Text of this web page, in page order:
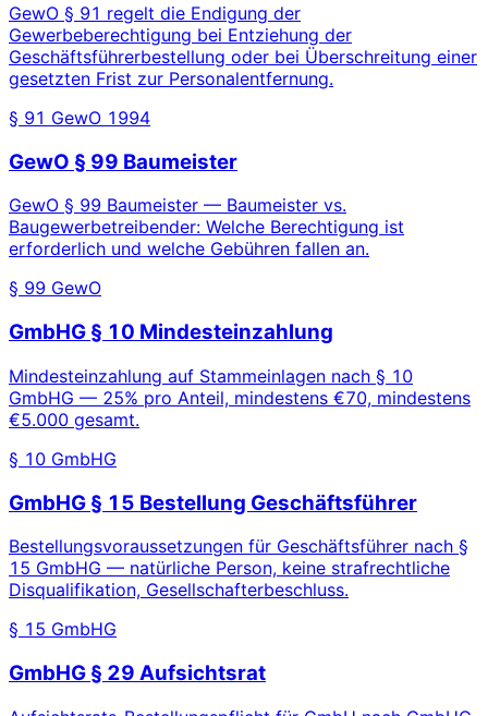
GewO § 91 regelt die Endigung der
Gewerbeberechtigung bei Entziehung der
Geschäftsführerbestellung oder bei Überschreitung einer
gesetzten Frist zur Personalentfernung.
§ 91 GewO 1994
GewO § 99 Baumeister
GewO § 99 Baumeister — Baumeister vs.
Baugewerbetreibender: Welche Berechtigung ist
erforderlich und welche Gebühren fallen an.
§ 99 GewO
GmbHG § 10 Mindesteinzahlung
Mindesteinzahlung auf Stammeinlagen nach § 10
GmbHG — 25% pro Anteil, mindestens €70, mindestens
€5.000 gesamt.
§ 10 GmbHG
GmbHG § 15 Bestellung Geschäftsführer
Bestellungsvoraussetzungen für Geschäftsführer nach §
15 GmbHG — natürliche Person, keine strafrechtliche
Disqualifikation, Gesellschafterbeschluss.
§ 15 GmbHG
GmbHG § 29 Aufsichtsrat